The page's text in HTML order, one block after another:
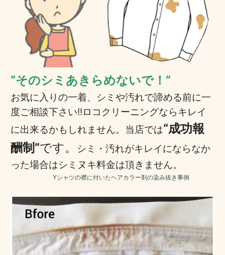
“そのシミあきらめないで！”
お気に入りの一着、シミや汚れで諦める前に一
度ご相談下さい!!ロコクリーニングならキレイ
に出来るかもしれません。 当店では“成功報
酬制”です。
シミ・汚れがキレイにならなか
った場合はシミヌキ料金は頂きません。
Yシャツの襟に付いたヘアカラー剤の染み抜き事例